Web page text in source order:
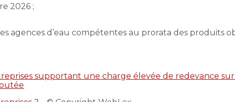
2026 ;
agences d’eau compétentes au prorata des produits
supportant une charge élevée de redevance